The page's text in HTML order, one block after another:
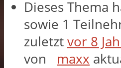
Dieses Thema
sowie 1
zuletzt vor 8
von
maxx